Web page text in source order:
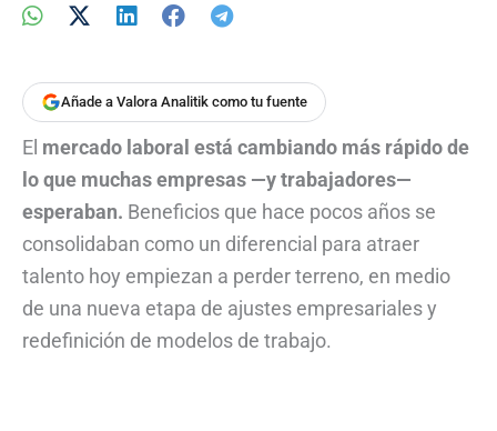
Añade a Valora Analitik como tu fuente
El mercado laboral está cambiando más rápido de
lo que muchas empresas —y trabajadores—
esperaban. Beneficios que hace pocos años se
consolidaban como un diferencial para atraer
talento hoy empiezan a perder terreno, en medio
de una nueva etapa de ajustes empresariales y
redefinición de modelos de trabajo.